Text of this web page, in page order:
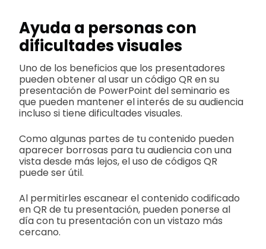
Ayuda a personas con
dificultades visuales
Uno de los beneficios que los presentadores
pueden obtener al usar un código QR en su
presentación de PowerPoint del seminario es
que pueden mantener el interés de su audiencia
incluso si tiene dificultades visuales.
Como algunas partes de tu contenido pueden
aparecer borrosas para tu audiencia con una
vista desde más lejos, el uso de códigos QR
puede ser útil.
Al permitirles escanear el contenido codificado
en QR de tu presentación, pueden ponerse al
día con tu presentación con un vistazo más
cercano.